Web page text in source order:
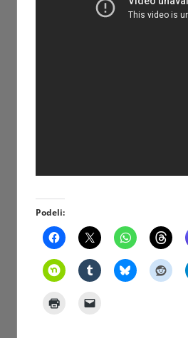
Podeli: